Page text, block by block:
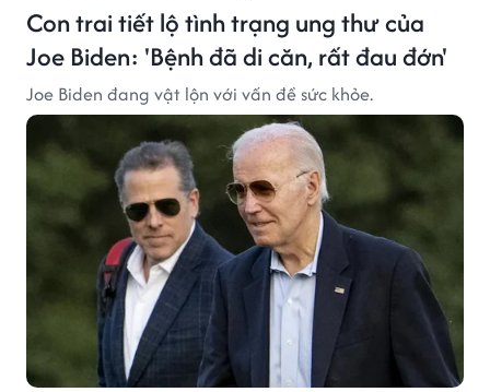
Con trai tiết lộ tình trạng ung thư của
Joe Biden: 'Bệnh đã di căn, rất đau đớn'
Joe Biden đang vật lộn với vấn đề sức khỏe.